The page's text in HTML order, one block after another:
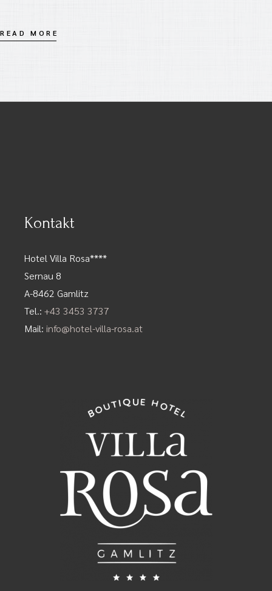
READ MORE
Kontakt
Hotel Villa Rosa****
Sernau 8
A-8462 Gamlitz
Tel.: +43 3453 3737
Mail: info@hotel-villa-rosa.at